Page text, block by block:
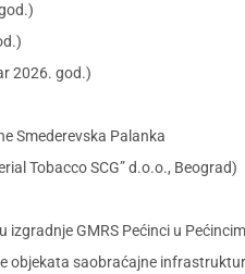
2026. god.)
Smederevska Palanka
Tobacco SCG” d.o.o., Beograd)
GMRS Pećinci u
objekata saobraćajne